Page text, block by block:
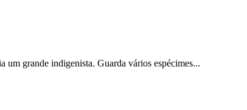
grande indigenista. Guarda vários espécimes...